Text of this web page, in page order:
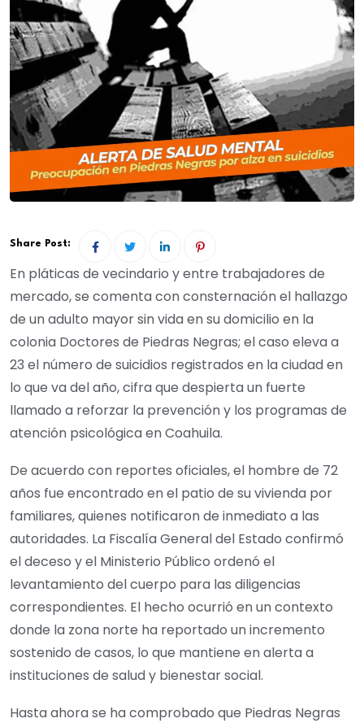
Share Post:
En pláticas de vecindario y entre trabajadores de
mercado, se comenta con consternación el hallazgo
de un adulto mayor sin vida en su domicilio en la
colonia Doctores de Piedras Negras; el caso eleva a
23 el número de suicidios registrados en la ciudad en
lo que va del año, cifra que despierta un fuerte
llamado a reforzar la prevención y los programas de
atención psicológica en Coahuila.
De acuerdo con reportes oficiales, el hombre de 72
años fue encontrado en el patio de su vivienda por
familiares, quienes notificaron de inmediato a las
autoridades. La Fiscalía General del Estado confirmó
el deceso y el Ministerio Público ordenó el
levantamiento del cuerpo para las diligencias
correspondientes. El hecho ocurrió en un contexto
donde la zona norte ha reportado un incremento
sostenido de casos, lo que mantiene en alerta a
instituciones de salud y bienestar social.
Hasta ahora se ha comprobado que Piedras Negras